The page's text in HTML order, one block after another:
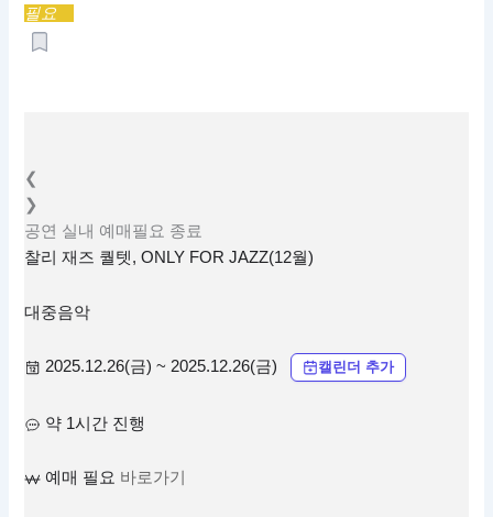
필요
❮
❯
공연 실내 예매필요 종료
찰리 재즈 퀄텟, ONLY FOR JAZZ(12월)
대중음악
2025.12.26(금) ~ 2025.12.26(금) 캘린더 추가
약 1시간 진행
예매 필요 바로가기